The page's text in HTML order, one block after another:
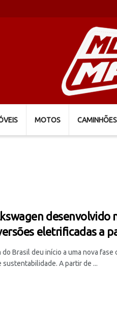
MOTOS CAMINHÕES
desenvolvido
eletrificadas a
Brasil deu início a uma nova fase
A partir de ...